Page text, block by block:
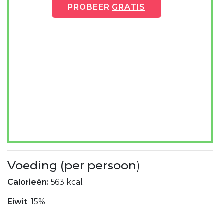
PROBEER GRATIS
Voeding (per persoon)
Calorieën: 563 kcal.
Eiwit: 15%